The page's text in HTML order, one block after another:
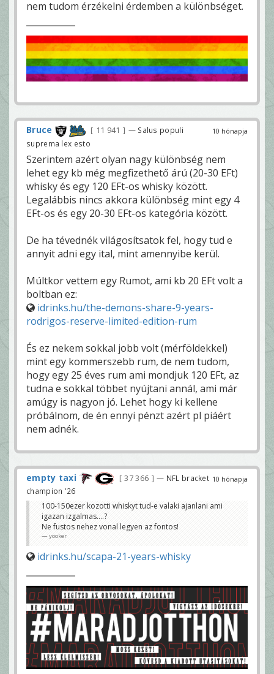
nem tudom érzékelni érdemben a különbséget.
10 hónapja
Bruce 11 941
— Salus populi
suprema lex esto
Szerintem azért olyan nagy különbség nem
lehet egy kb még megfizethető árú (20-30 EFt)
whisky és egy 120 EFt-os whisky között.
Legalábbis nincs akkora különbség mint egy 4
EFt-os és egy 20-30 EFt-os kategória között.
De ha tévednék világosítsatok fel, hogy tud e
annyit adni egy ital, mint amennyibe kerül.
Múltkor vettem egy Rumot, ami kb 20 EFt volt a
boltban ez:
idrinks.hu/the-demons-share-9-years-
rodrigos-reserve-limited-edition-rum
És ez nekem sokkal jobb volt (mérföldekkel)
mint egy kommerszebb rum, de nem tudom,
hogy egy 25 éves rum ami mondjuk 120 EFt, az
tudna e sokkal többet nyújtani annál, ami már
amúgy is nagyon jó. Lehet hogy ki kellene
próbálnom, de én ennyi pénzt azért pl piáért
nem adnék.
10 hónapja
empty taxi 37 366
— NFL bracket
champion '26
100-150ezer kozotti whiskyt tud-e valaki ajanlani ami
igazan izgalmas....?
Ne fustos nehez vonal legyen az fontos!
yooker
idrinks.hu/scapa-21-years-whisky